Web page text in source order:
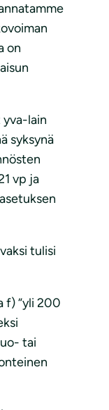
on
lain
syksynä
vp ja
tulisi
f) “yli 200
tai